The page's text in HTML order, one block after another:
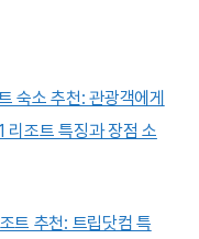
숙소 추천: 관광객에게
리조트 특징과 장점 소
트 추천: 트립닷컴 특